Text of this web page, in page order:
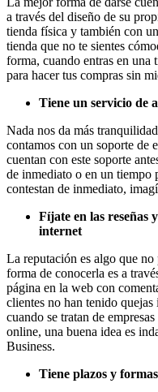
a través del diseño de su
tienda física y también con
tienda que no te sientes
forma, cuando entras en una
para hacer tus compras sin
Tiene un servicio de
Nada nos da más
contamos con un soporte de
cuentan con este soporte
de inmediato o en un tiempo
contestan de inmediato,
Fíjate en las reseñas
internet
La reputación es algo que
forma de conocerla es a
página en la web con
clientes no han tenido
cuando se tratan de
online, una buena idea es
Business.
Tiene plazos y